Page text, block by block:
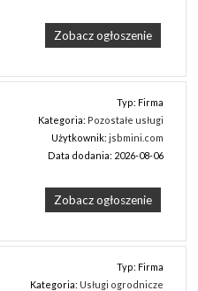
Zobacz ogłoszenie
Typ: Firma
Kategoria: Pozostałe usługi
Użytkownik:jsbmini.com
Data dodania: 2026-08-06
Zobacz ogłoszenie
Typ: Firma
Kategoria: Usługi ogrodnicze